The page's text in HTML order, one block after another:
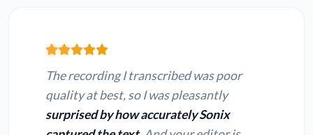
The recording I transcribed was poor
quality at best, so I was pleasantly
surprised by how accurately Sonix